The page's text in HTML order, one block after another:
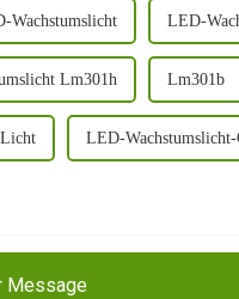
Wachstumslicht LED-
Lm301h Lm301b
LED-
Message